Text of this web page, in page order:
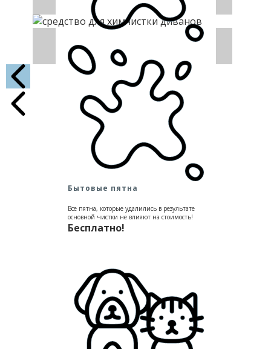
Бытовые пятна
Все пятна, которые удалились в результате
основной чистки не влияют на стоимость!
Бесплатно!